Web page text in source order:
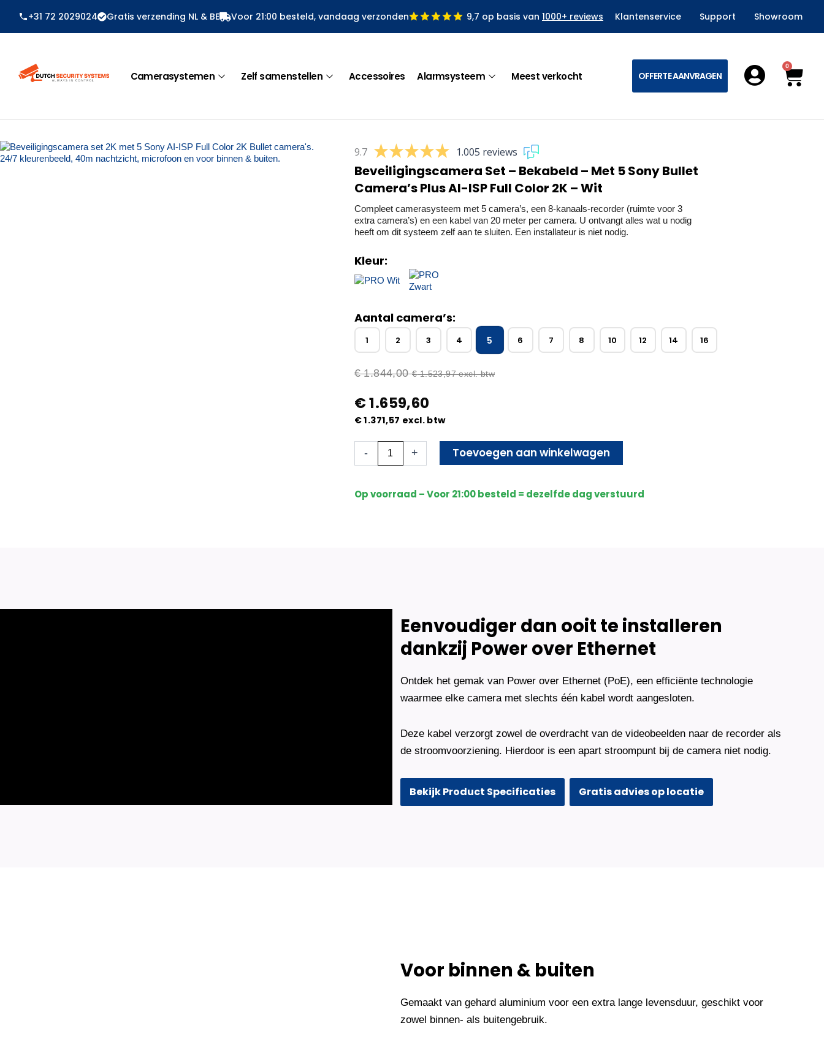
+31 72 2029024 Gratis verzending NL & BE Voor 21:00 besteld, vandaag verzonden 9,7 op basis van 1000+ reviews Klantenservice Support Showroom
Camerasystemen Zelf samenstellen Accessoires Alarmsysteem Meest verkocht OFFERTE AANVRAGEN
0
9.7 1.005 reviews
Beveiligingscamera Set – Bekabeld – Met 5 Sony Bullet
Camera’s Plus AI-ISP Full Color 2K – Wit
Compleet camerasysteem met 5 camera’s, een 8-kanaals-recorder (ruimte voor 3
extra camera’s) en een kabel van 20 meter per camera. U ontvangt alles wat u nodig
heeft om dit systeem zelf aan te sluiten. Een installateur is niet nodig.
Kleur:
Aantal camera’s:
1 2 3 4 5 6 7 8 10 12 14 16
€1.844,00 €1.523,97excl. btw
€1.659,60
€1.371,57 excl. btw
-
Beveiligingscamera
Set
-
+ Toevoegen aan winkelwagen
Op voorraad – Voor 21:00 besteld = dezelfde dag verstuurd
Eenvoudiger dan ooit te installeren
dankzij Power over Ethernet
Ontdek het gemak van Power over Ethernet (PoE), een efficiënte technologie
waarmee elke camera met slechts één kabel wordt aangesloten.
Deze kabel verzorgt zowel de overdracht van de videobeelden naar de recorder als
de stroomvoorziening. Hierdoor is een apart stroompunt bij de camera niet nodig.
Bekijk Product Specificaties Gratis advies op locatie
Voor binnen & buiten
Gemaakt van gehard aluminium voor een extra lange levensduur, geschikt voor
zowel binnen- als buitengebruik.